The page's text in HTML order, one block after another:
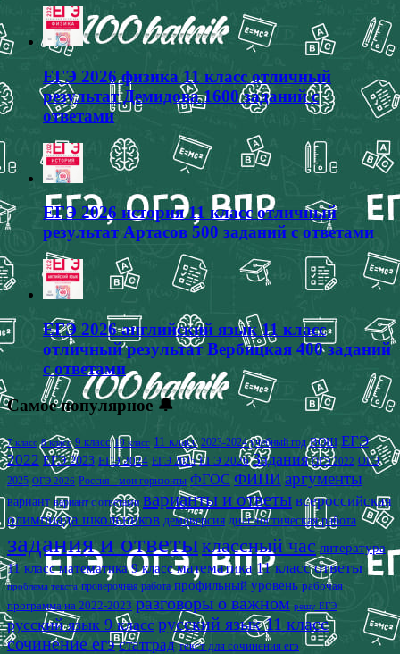
ЕГЭ 2026 физика 11 класс отличный
результат Демидова 1600 заданий с
ответами
ЕГЭ 2026 история 11 класс отличный
результат Артасов 500 заданий с ответами
ЕГЭ 2026 английский язык 11 класс
отличный результат Вербицкая 400 заданий
с ответами
Самое популярное 🔔
7 класс 8 класс 9 класс 10 класс 11 класс 2023-2024 учебный год ВОШ ЕГЭ
2022 ЕГЭ 2023 ЕГЭ 2024 ЕГЭ 2025 ЕГЭ 2026 Задания ОГЭ 2022 ОГЭ
2025 ОГЭ 2026 Россия - мои горизонты ФГОС ФИПИ аргументы
вариант вариант с ответами варианты и ответы всероссийская
олимпиада школьников демоверсия диагностическая работа
задания и ответыклассный час литература
11 класс математика 9 класс математика 11 класс ответы
проблема текста проверочная работа профильный уровень рабочая
программа на 2022-2023 разговоры о важном решу ЕГЭ
русский язык 9 класс русский язык 11 класс
сочинение егэ статград текст для сочинения егэ